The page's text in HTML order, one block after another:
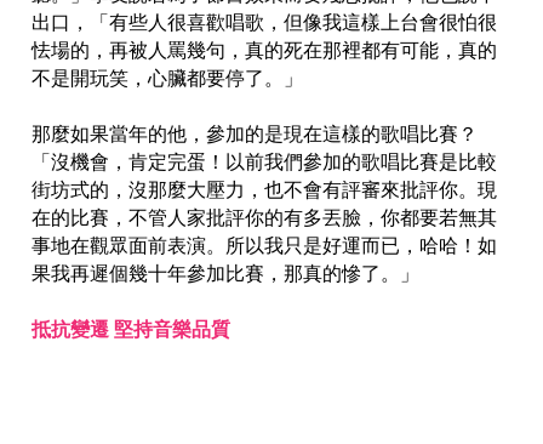
出口，「有些人很喜歡唱歌，但像我這樣上台會很怕很
怯場的，再被人罵幾句，真的死在那裡都有可能，真的
不是開玩笑，心臟都要停了。」
那麼如果當年的他，參加的是現在這樣的歌唱比賽？
「沒機會，肯定完蛋！以前我們參加的歌唱比賽是比較
街坊式的，沒那麼大壓力，也不會有評審來批評你。現
在的比賽，不管人家批評你的有多丟臉，你都要若無其
事地在觀眾面前表演。所以我只是好運而已，哈哈！如
果我再遲個幾十年參加比賽，那真的慘了。」
抵抗變遷 堅持音樂品質